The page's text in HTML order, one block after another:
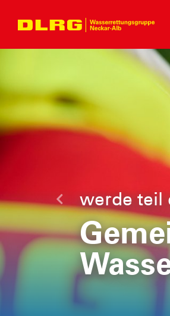
Hilf uns!
mit
Jetzt Spenden
Letzte